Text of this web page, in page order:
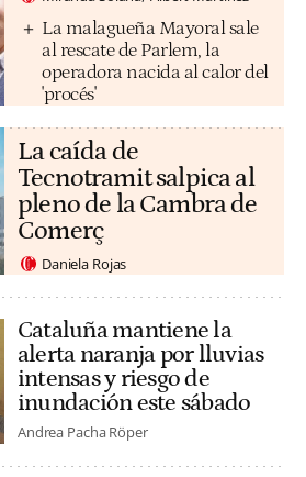
La malagueña Mayoral sale
al rescate de Parlem, la
operadora nacida al calor del
'procés'
La caída de
Tecnotramit salpica al
pleno de la Cambra de
Comerç
Daniela Rojas
Cataluña mantiene la
alerta naranja por lluvias
intensas y riesgo de
inundación este sábado
Andrea Pacha Röper